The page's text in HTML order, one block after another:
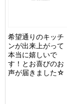
希望通りのキッチ
ンが出来上がって
本当に嬉しいで
す！とお喜びのお
声が届きました☆